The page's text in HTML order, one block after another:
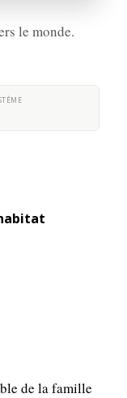
le monde.
de la famille